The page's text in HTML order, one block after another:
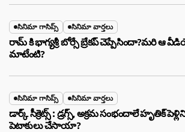
సినిమా గాసిప్స్ సినిమా వార్తలు
రామ్ కి భాగ్యశ్రీ బోర్సే బ్రేకప్ చెప్పేసిందా?మరి ఆ
మాటేంటి?
సినిమా గాసిప్స్ సినిమా వార్తలు
డార్క్ సీక్రెట్స్ : డ్రగ్స్, అక్రమ సంభందాలే హృతిక్ పెళ్లిని
పెటాకులు చేసాయా?